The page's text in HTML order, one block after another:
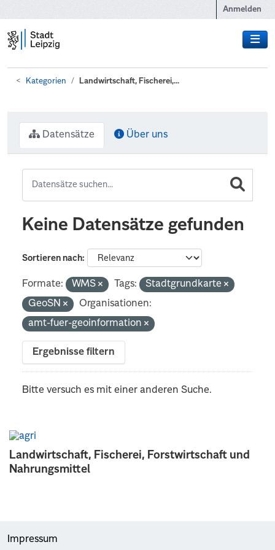
Anmelden
Kategorien Landwirtschaft, Fischerei,...
Landwirtschaft, Fischerei, Forstwirtschaft und
Nahrungsmittel
Datensätze Über uns
Keine Datensätze gefunden
Sortieren nach
Formate: WMS Tags:
Stadtgrundkarte
GeoSN
Organisationen:
amt-fuer-geoinformation
Ergebnisse filtern
Bitte versuch es mit einer anderen Suche.
Impressum